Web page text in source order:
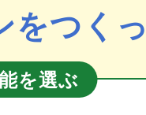
をつく
を選ぶ